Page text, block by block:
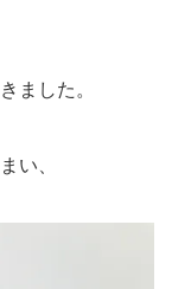
ました。
い、